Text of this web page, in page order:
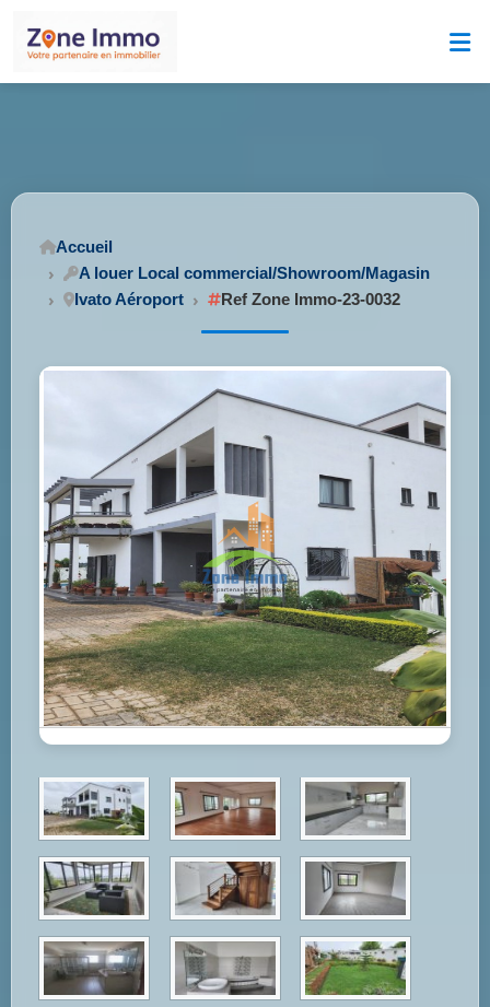
Accueil
A louer Local commercial/Showroom/Magasin
Ivato Aéroport
Ref Zone Immo-23-0032